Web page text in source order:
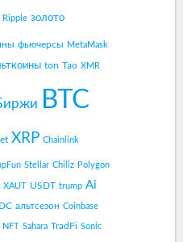
Ripple золото
фьючерсы MetaMask
ton Tao XMR
BTC
XRP Chainlink
Stellar Chiliz Polygon
XAUT USDT trump Ai
альтсезон Coinbase
NFT Sahara TradFi Sonic